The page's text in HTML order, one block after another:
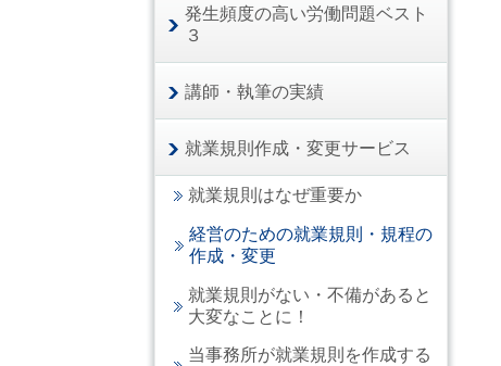
発生頻度の高い労働問題ベスト
３
講師・執筆の実績
就業規則作成・変更サービス
就業規則はなぜ重要か
経営のための就業規則・規程の
作成・変更
就業規則がない・不備があると
大変なことに！
当事務所が就業規則を作成する